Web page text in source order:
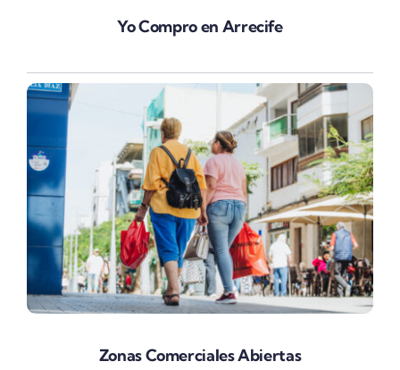
Yo Compro en Arrecife
Zonas Comerciales Abiertas